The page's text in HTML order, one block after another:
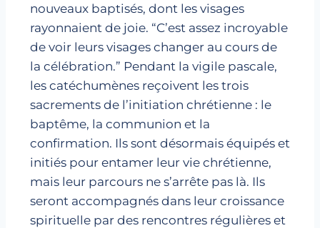
nouveaux baptisés, dont les visages
rayonnaient de joie. “C’est assez incroyable
de voir leurs visages changer au cours de
la célébration.” Pendant la vigile pascale,
les catéchumènes reçoivent les trois
sacrements de l’initiation chrétienne : le
baptême, la communion et la
confirmation. Ils sont désormais équipés et
initiés pour entamer leur vie chrétienne,
mais leur parcours ne s’arrête pas là. Ils
seront accompagnés dans leur croissance
spirituelle par des rencontres régulières et